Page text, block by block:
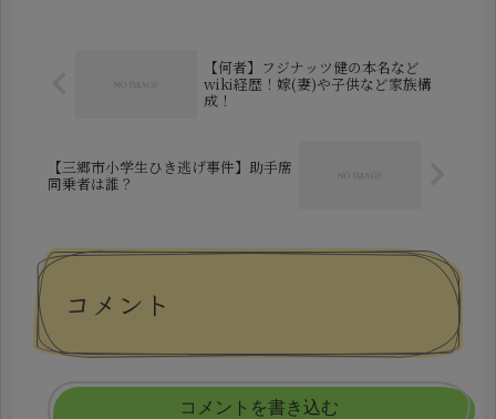
【何者】フジナッツ健の本名など
wiki経歴！嫁(妻)や子供など家族構
成！
【三郷市小学生ひき逃げ事件】助手席
同乗者は誰？
コメント
コメントを書き込む